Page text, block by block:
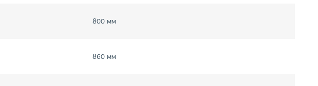
800 мм
860 мм